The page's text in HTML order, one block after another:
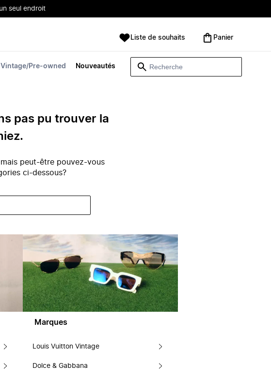
seul endroit
Vintage/Pre-owned Nouveautés
Liste de souhaits Panier
pas pu trouver la
peut-être pouvez-vous
ci-dessous?
Marques
Louis Vuitton Vintage
Dolce & Gabbana